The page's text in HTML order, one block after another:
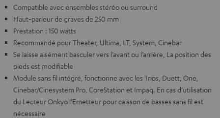
Compatible avec ensembles stéréo ou surround
Haut-parleur de graves de 250 mm
Prestation : 150 watts
Recommandé pour Theater, Ultima, LT, System, Cinebar
Se laisse aisément basculer vers l’avant ou l’arrière, La position des
pieds est modifiable
Module sans fil intégré, fonctionne avec les Trios, Duett, One,
Cinebar/Cinesystem Pro, CoreStation et Impaq. En cas d’utilisation
du Lecteur Onkyo l’Emetteur pour caisson de basses sans fil est
nécessaire